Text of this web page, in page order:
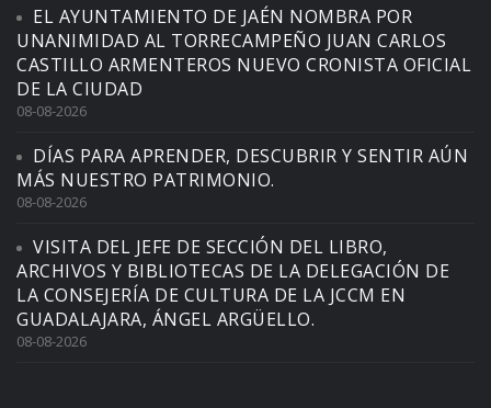
EL AYUNTAMIENTO DE JAÉN NOMBRA POR
UNANIMIDAD AL TORRECAMPEÑO JUAN CARLOS
CASTILLO ARMENTEROS NUEVO CRONISTA OFICIAL
DE LA CIUDAD
08-08-2026
DÍAS PARA APRENDER, DESCUBRIR Y SENTIR AÚN
MÁS NUESTRO PATRIMONIO.
08-08-2026
VISITA DEL JEFE DE SECCIÓN DEL LIBRO,
ARCHIVOS Y BIBLIOTECAS DE LA DELEGACIÓN DE
LA CONSEJERÍA DE CULTURA DE LA JCCM EN
GUADALAJARA, ÁNGEL ARGÜELLO.
08-08-2026